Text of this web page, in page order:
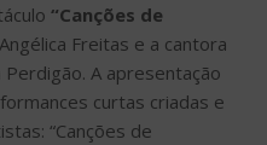
“Canções de
Freitas e a cantora
A apresentação
curtas criadas e
“Canções de